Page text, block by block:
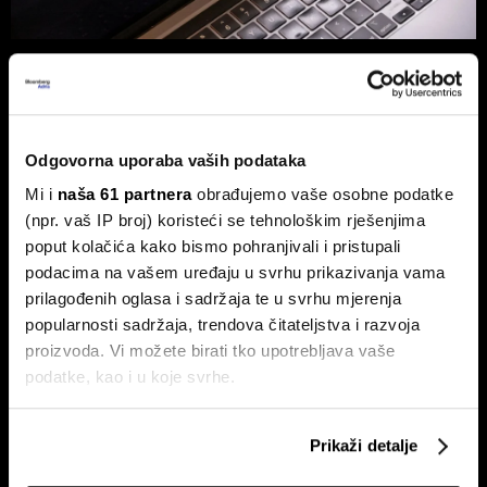
Odgovorna uporaba vaših podataka
Mi i naša 61 partneraobrađujemo vaše osobne podatke
(npr. vaš IP broj) koristeći se tehnološkim rješenjima
poput kolačića kako bismo pohranjivali i pristupali
podacima na vašem uređaju u svrhu prikazivanja vama
prilagođenih oglasa i sadržaja te u svrhu mjerenja
popularnosti sadržaja, trendova čitateljstva i razvoja
proizvoda. Vi možete birati tko upotrebljava vaše
podatke, kao i u koje svrhe.
Prikupljati podatke o vašoj geografskoj lokaciji,
Prikaži detalje
Hrvatska tvrtka prva u OpenAI
partnerskoj mreži - Tehnologija je
globalna, ali biznis je lokalan
Za partnere nije ključno samo tehničko znanje, već
stvaranje mjerljivog poslovnog rezultata.
zgrću milijarde